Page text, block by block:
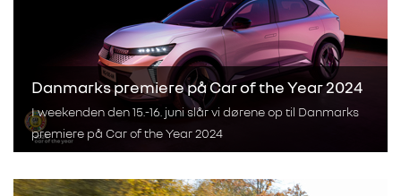
Danmarks premiere på Car of the Year 2024
I weekenden den 15.-16. juni slår vi dørene op til Danmarks
premiere på Car of the Year 2024